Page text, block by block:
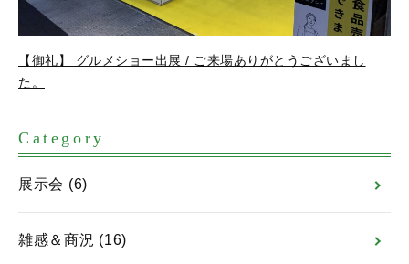
【御礼】 グルメショー出展 / ご来場ありがとうございまし
た。
Category
展示会 (6)
雑感＆商況 (16)